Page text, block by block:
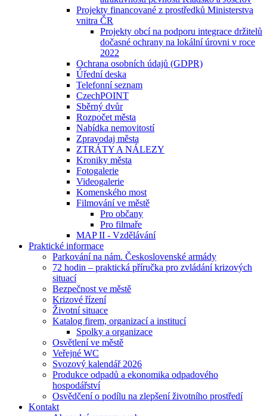
Projekty financované z prostředků Ministerstva
vnitra ČR
Projekty obcí na podporu integrace držitelů
dočasné ochrany na lokální úrovni v roce
2022
Ochrana osobních údajů (GDPR)
Úřední deska
Telefonní seznam
CzechPOINT
Sběrný dvůr
Rozpočet města
Nabídka nemovitostí
Zpravodaj města
ZTRÁTY A NÁLEZY
Kroniky města
Fotogalerie
Videogalerie
Komenského most
Filmování ve městě
Pro občany
Pro filmaře
MAP II - Vzdělávání
Praktické informace
Parkování na nám. Československé armády
72 hodin – praktická příručka pro zvládání krizových
situací
Bezpečnost ve městě
Krizové řízení
Životní situace
Katalog firem, organizací a institucí
Spolky a organizace
Osvětlení ve městě
Veřejné WC
Svozový kalendář 2026
Produkce odpadů a ekonomika odpadového
hospodářství
Osvědčení o podílu na zlepšení životního prostředí
Kontakt